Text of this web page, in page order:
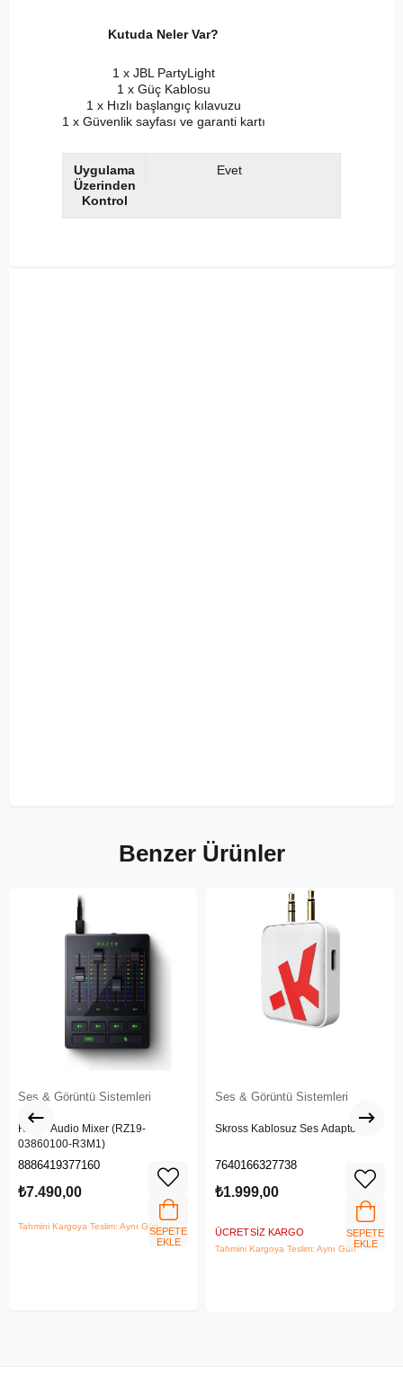
Kutuda Neler Var?
1 x JBL PartyLight
1 x Güç Kablosu
1 x Hızlı başlangıç ​​kılavuzu
1 x Güvenlik sayfası ve garanti kartı
Uygulama
Üzerinden
Kontrol
Evet
Benzer Ürünler
Ses & Görüntü Sistemleri
Razer Audio Mixer (RZ19-
03860100-R3M1)
8886419377160
₺7.490,00
Tahmini Kargoya Teslim: Aynı GünSEPETE
EKLE
Ses & Görüntü Sistemleri
Skross Kablosuz Ses Adaptörü
7640166327738
₺1.999,00
ÜCRETSIZ KARGO
Tahmini Kargoya Teslim: Aynı Gün
SEPETE
EKLE